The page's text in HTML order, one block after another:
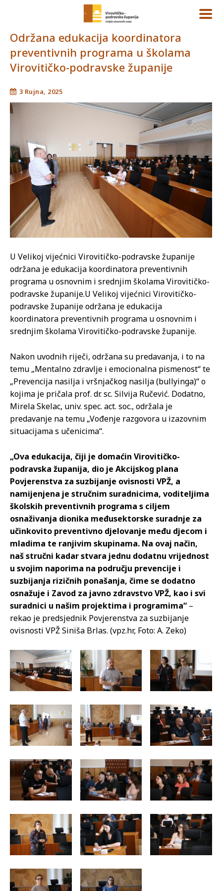
Održana edukacija koordinatora
preventivnih programa u školama
Virovitičko-podravske županije
3 Rujna, 2025
U Velikoj vijećnici Virovitičko-podravske županije
održana je edukacija koordinatora preventivnih
programa u osnovnim i srednjim školama Virovitičko-
podravske županije.U Velikoj vijećnici Virovitičko-
podravske županije održana je edukacija
koordinatora preventivnih programa u osnovnim i
srednjim školama Virovitičko-podravske županije.
Nakon uvodnih riječi, održana su predavanja, i to na
temu „Mentalno zdravlje i emocionalna pismenost“ te
„Prevencija nasilja i vršnjačkog nasilja (bullyinga)“ o
kojima je pričala prof. dr. sc. Silvija Ručević. Dodatno,
Mirela Skelac, univ. spec. act. soc., održala je
predavanje na temu „Vođenje razgovora u izazovnim
situacijama s učenicima“.
„Ova edukacija, čiji je domaćin Virovitičko-
podravska županija, dio je Akcijskog plana
Povjerenstva za suzbijanje ovisnosti VPŽ, a
namijenjena je stručnim suradnicima, voditeljima
školskih preventivnih programa s ciljem
osnaživanja dionika međusektorske suradnje za
učinkovito preventivno djelovanje među djecom i
mladima te ranjivim skupinama. Na ovaj način,
naš stručni kadar stvara jednu dodatnu vrijednost
u svojim naporima na području prevencije i
suzbijanja rizičnih ponašanja, čime se dodatno
osnažuje i Zavod za javno zdravstvo VPŽ, kao i svi
suradnici u našim projektima i programima“ –
rekao je predsjednik Povjerenstva za suzbijanje
ovisnosti VPŽ Siniša Brlas. (vpz.hr, Foto: A. Zeko)